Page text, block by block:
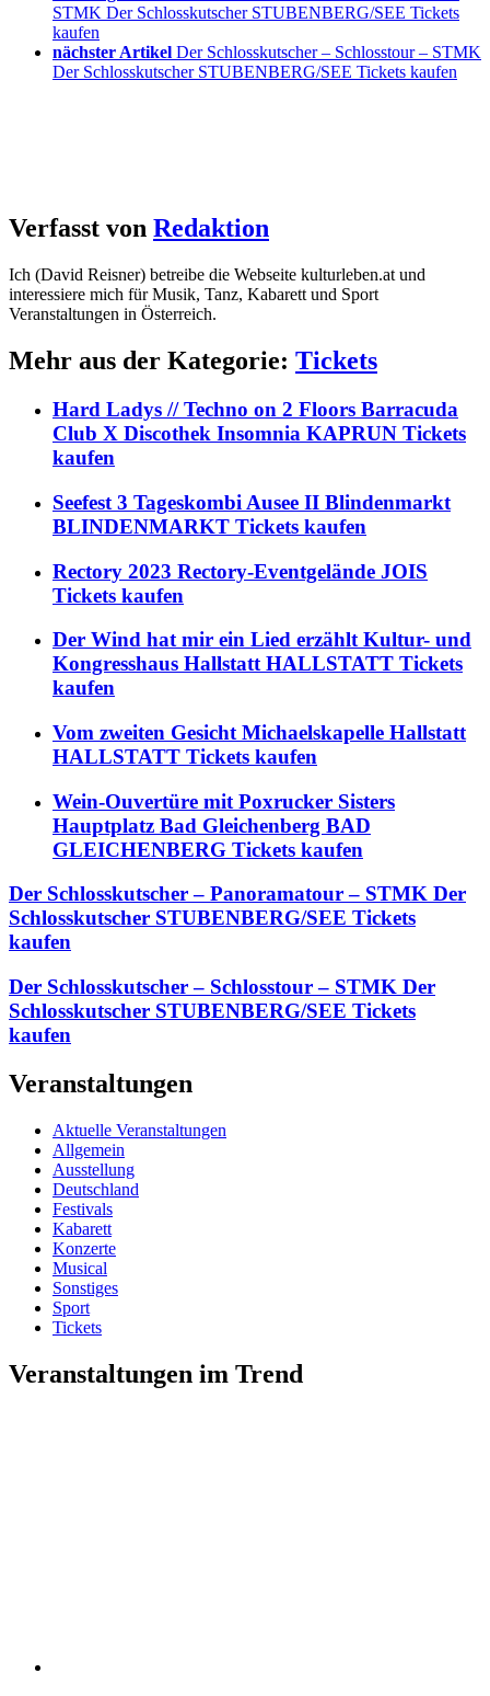
STMK Der Schlosskutscher STUBENBERG/SEE Tickets
kaufen
nächster Artikel Der Schlosskutscher – Schlosstour – STMK
Der Schlosskutscher STUBENBERG/SEE Tickets kaufen
Verfasst von Redaktion
Ich (David Reisner) betreibe die Webseite kulturleben.at und
interessiere mich für Musik, Tanz, Kabarett und Sport
Veranstaltungen in Österreich.
Mehr aus der Kategorie: Tickets
Hard Ladys // Techno on 2 Floors Barracuda
Club X Discothek Insomnia KAPRUN Tickets
kaufen
Seefest 3 Tageskombi Ausee II Blindenmarkt
BLINDENMARKT Tickets kaufen
Rectory 2023 Rectory-Eventgelände JOIS
Tickets kaufen
Der Wind hat mir ein Lied erzählt Kultur- und
Kongresshaus Hallstatt HALLSTATT Tickets
kaufen
Vom zweiten Gesicht Michaelskapelle Hallstatt
HALLSTATT Tickets kaufen
Wein-Ouvertüre mit Poxrucker Sisters
Hauptplatz Bad Gleichenberg BAD
GLEICHENBERG Tickets kaufen
Der Schlosskutscher – Panoramatour – STMK Der
Schlosskutscher STUBENBERG/SEE Tickets
kaufen
Der Schlosskutscher – Schlosstour – STMK Der
Schlosskutscher STUBENBERG/SEE Tickets
kaufen
Veranstaltungen
Aktuelle Veranstaltungen
Allgemein
Ausstellung
Deutschland
Festivals
Kabarett
Konzerte
Musical
Sonstiges
Sport
Tickets
Veranstaltungen im Trend